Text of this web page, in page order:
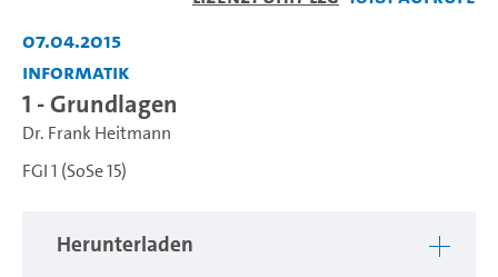
07.04.2015
Informatik
1 - Grundlagen
Dr. Frank Heitmann
FGI 1 (SoSe 15)
Herunterladen